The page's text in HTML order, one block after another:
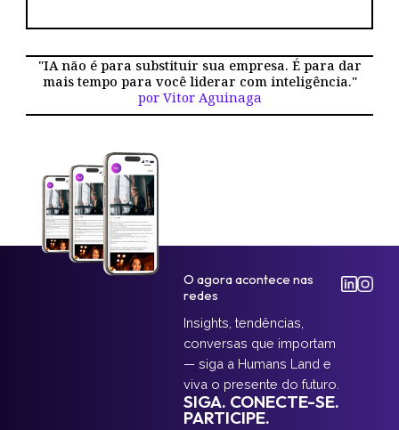
"IA não é para substituir sua empresa. É para dar
mais tempo para você liderar com inteligência."
por Vitor Aguinaga
O agora acontece nas
redes
Insights, tendências,
conversas que importam
— siga a Humans Land e
viva o presente do futuro.
SIGA. CONECTE-SE.
PARTICIPE.